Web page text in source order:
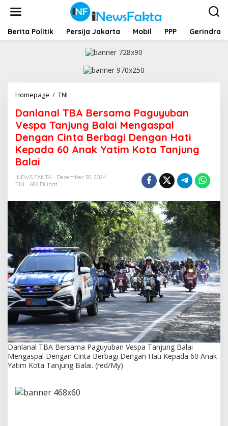
t
Berita Politik Persija Jakarta Mobil PPP Gerindra
Homepage / TNI
n
l
a
n
a
B
e
r
s
a
m
a
P
a
g
u
y
u
a
n
V
e
s
p
a
Danlanal TBA Bersama Paguyuban
Vespa Tanjung Balai Mengaspal
Dengan Cinta Berbagi Dengan Hati
Kepada 60 Anak Yatim Kota Tanjung
Balai
INEWS FAKTA
Desember 30, 2024
TNI
686 Dilihat
Danlanal TBA Bersama Paguyuban Vespa Tanjung Balai
Mengaspal Dengan Cinta Berbagi Dengan Hati Kepada 60 Anak
Yatim Kota Tanjung Balai. (red/My)